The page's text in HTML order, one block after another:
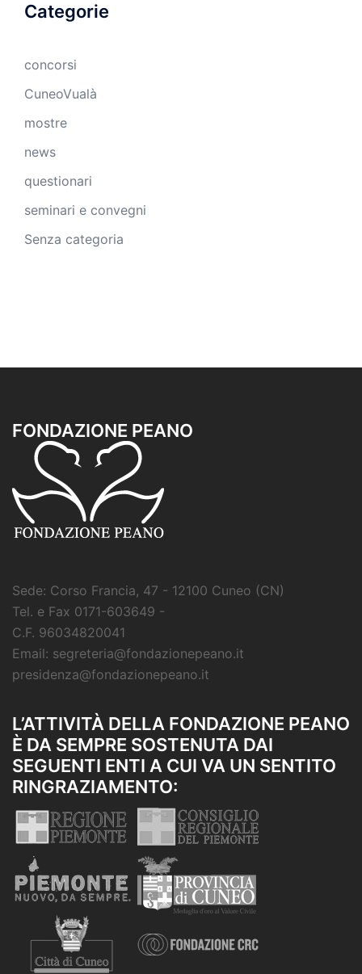
Categorie
concorsi
CuneoVualà
mostre
news
questionari
seminari e convegni
Senza categoria
FONDAZIONE PEANO
Sede: Corso Francia, 47 - 12100 Cuneo (CN)
Tel. e Fax 0171-603649 -
C.F. 96034820041
Email: segreteria@fondazionepeano.it
presidenza@fondazionepeano.it
L’ATTIVITÀ DELLA FONDAZIONE PEANO
È DA SEMPRE SOSTENUTA DAI
SEGUENTI ENTI A CUI VA UN SENTITO
RINGRAZIAMENTO: